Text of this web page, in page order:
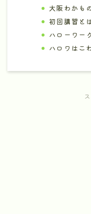
大阪わかも
初回講習と
ハローワー
ハロワはこ